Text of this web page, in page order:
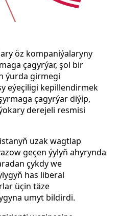
öz kompaniýalaryny
çagyrýar, şol bir
ýurda girmegi
eýeçiligi kepillendirmek
çagyrýar diýip,
derejeli resmisi
uzak wagtlap
geçen ýylyň ahyrynda
çykdy we
has liberal
üçin täze
umyt bildirdi.